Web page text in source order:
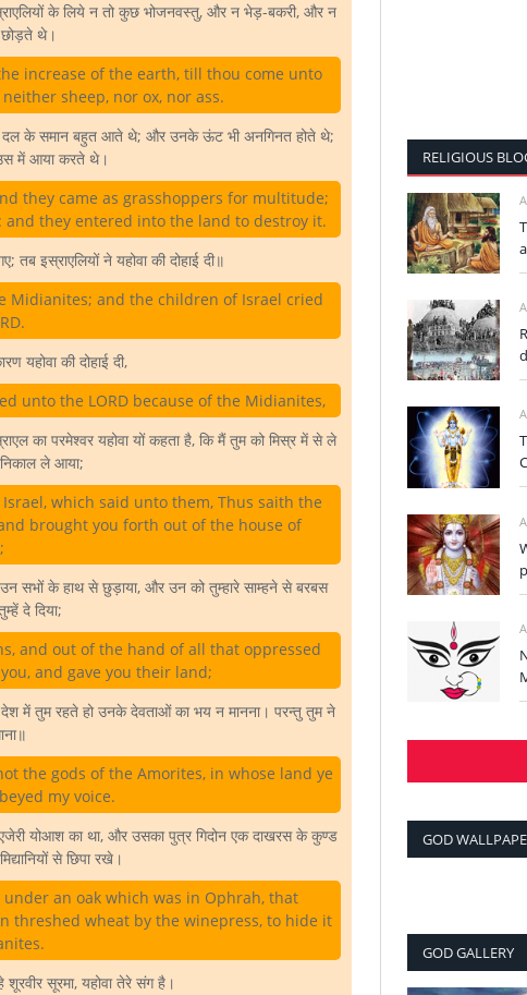
के लिये न तो कुछ भोजनवस्तु, और न भेड़-बकरी, और न
थे।
increase of the earth, till thou come unto
sheep, nor ox, nor ass.
दल के समान बहुत आते थे; और उनके ऊंट भी अनगिनत होते थे;
में आया करते थे।
they came as grasshoppers for multitude;
they entered into the land to destroy it.
तब इस्राएलियों ने यहोवा की दोहाई दी॥
Midianites; and the children of Israel cried
यहोवा की दोहाई दी,
unto the LORD because of the Midianites,
का परमेश्वर यहोवा यों कहता है, कि मैं तुम को मिस्र में से ले
ले आया;
which said unto them, Thus saith the
brought you forth out of the house of
सभों के हाथ से छुड़ाया, और उन को तुम्हारे साम्हने से बरबस
दे दिया;
and out of the hand of all that oppressed
and gave you their land;
देश में तुम रहते हो उनके देवताओं का भय न मानना। परन्तु तुम ने
the gods of the Amorites, in whose land ye
my voice.
योआश का था, और उसका पुत्र गिदोन एक दाखरस के कुण्ड
से छिपा रखे।
an oak which was in Ophrah, that
threshed wheat by the winepress, to hide it
सूरमा, यहोवा तेरे संग है।
RELIGIOUS
GOD
GOD GALLERY